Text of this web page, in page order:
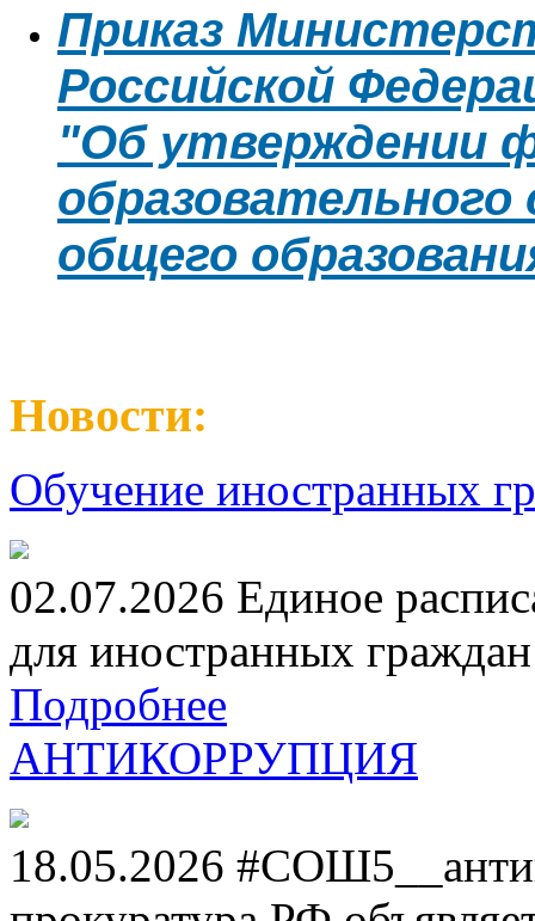
Приказ
Российской
"Об утверждении
общего
Новости:
Обучение иностранных
02.07.2026 Единое
для иностранных
Подробнее
АНТИКОРРУПЦИЯ
18.05.2026